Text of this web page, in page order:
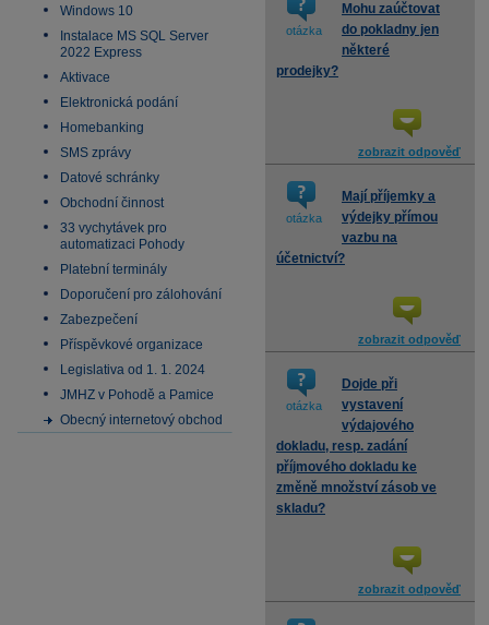
Windows 10
Instalace MS SQL Server
2022 Express
Aktivace
Elektronická podání
Homebanking
SMS zprávy
Datové schránky
Obchodní činnost
33 vychytávek pro
automatizaci Pohody
Platební terminály
Doporučení pro zálohování
Zabezpečení
Příspěvkové organizace
Legislativa od 1. 1. 2024
JMHZ v Pohodě a Pamice
Obecný internetový obchod
otázka
Mohu zaúčtovat
do pokladny jen
některé
prodejky?
zobrazit odpověď
otázka
Mají příjemky a
výdejky přímou
vazbu na
účetnictví?
zobrazit odpověď
otázka
Dojde při
vystavení
výdajového
dokladu, resp. zadání
příjmového dokladu ke
změně množství zásob ve
skladu?
zobrazit odpověď